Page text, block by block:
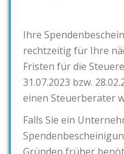
Ihre
rechtzeitig für Ihre
Fristen für die
31.07.2023 bzw.
einen Steuerberater
Falls Sie ein